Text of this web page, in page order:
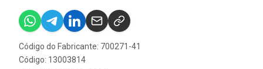
Código do Fabricante: 700271-41
Código: 13003814